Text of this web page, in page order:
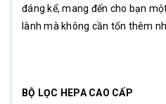
đáng kể, mang đến cho bạn
lành mà không cần tốn thêm
BỘ LỌC HEPA CAO CẤP